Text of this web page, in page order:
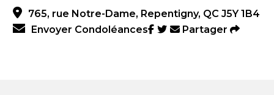
765, rue Notre-Dame, Repentigny, QC J5Y 1B4
Envoyer Condoléances
Partager